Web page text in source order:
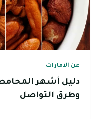
عن الامارات
دليل أشهر
وطرق التواصل